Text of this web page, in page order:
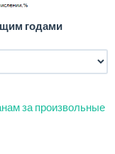
годами
за произвольные